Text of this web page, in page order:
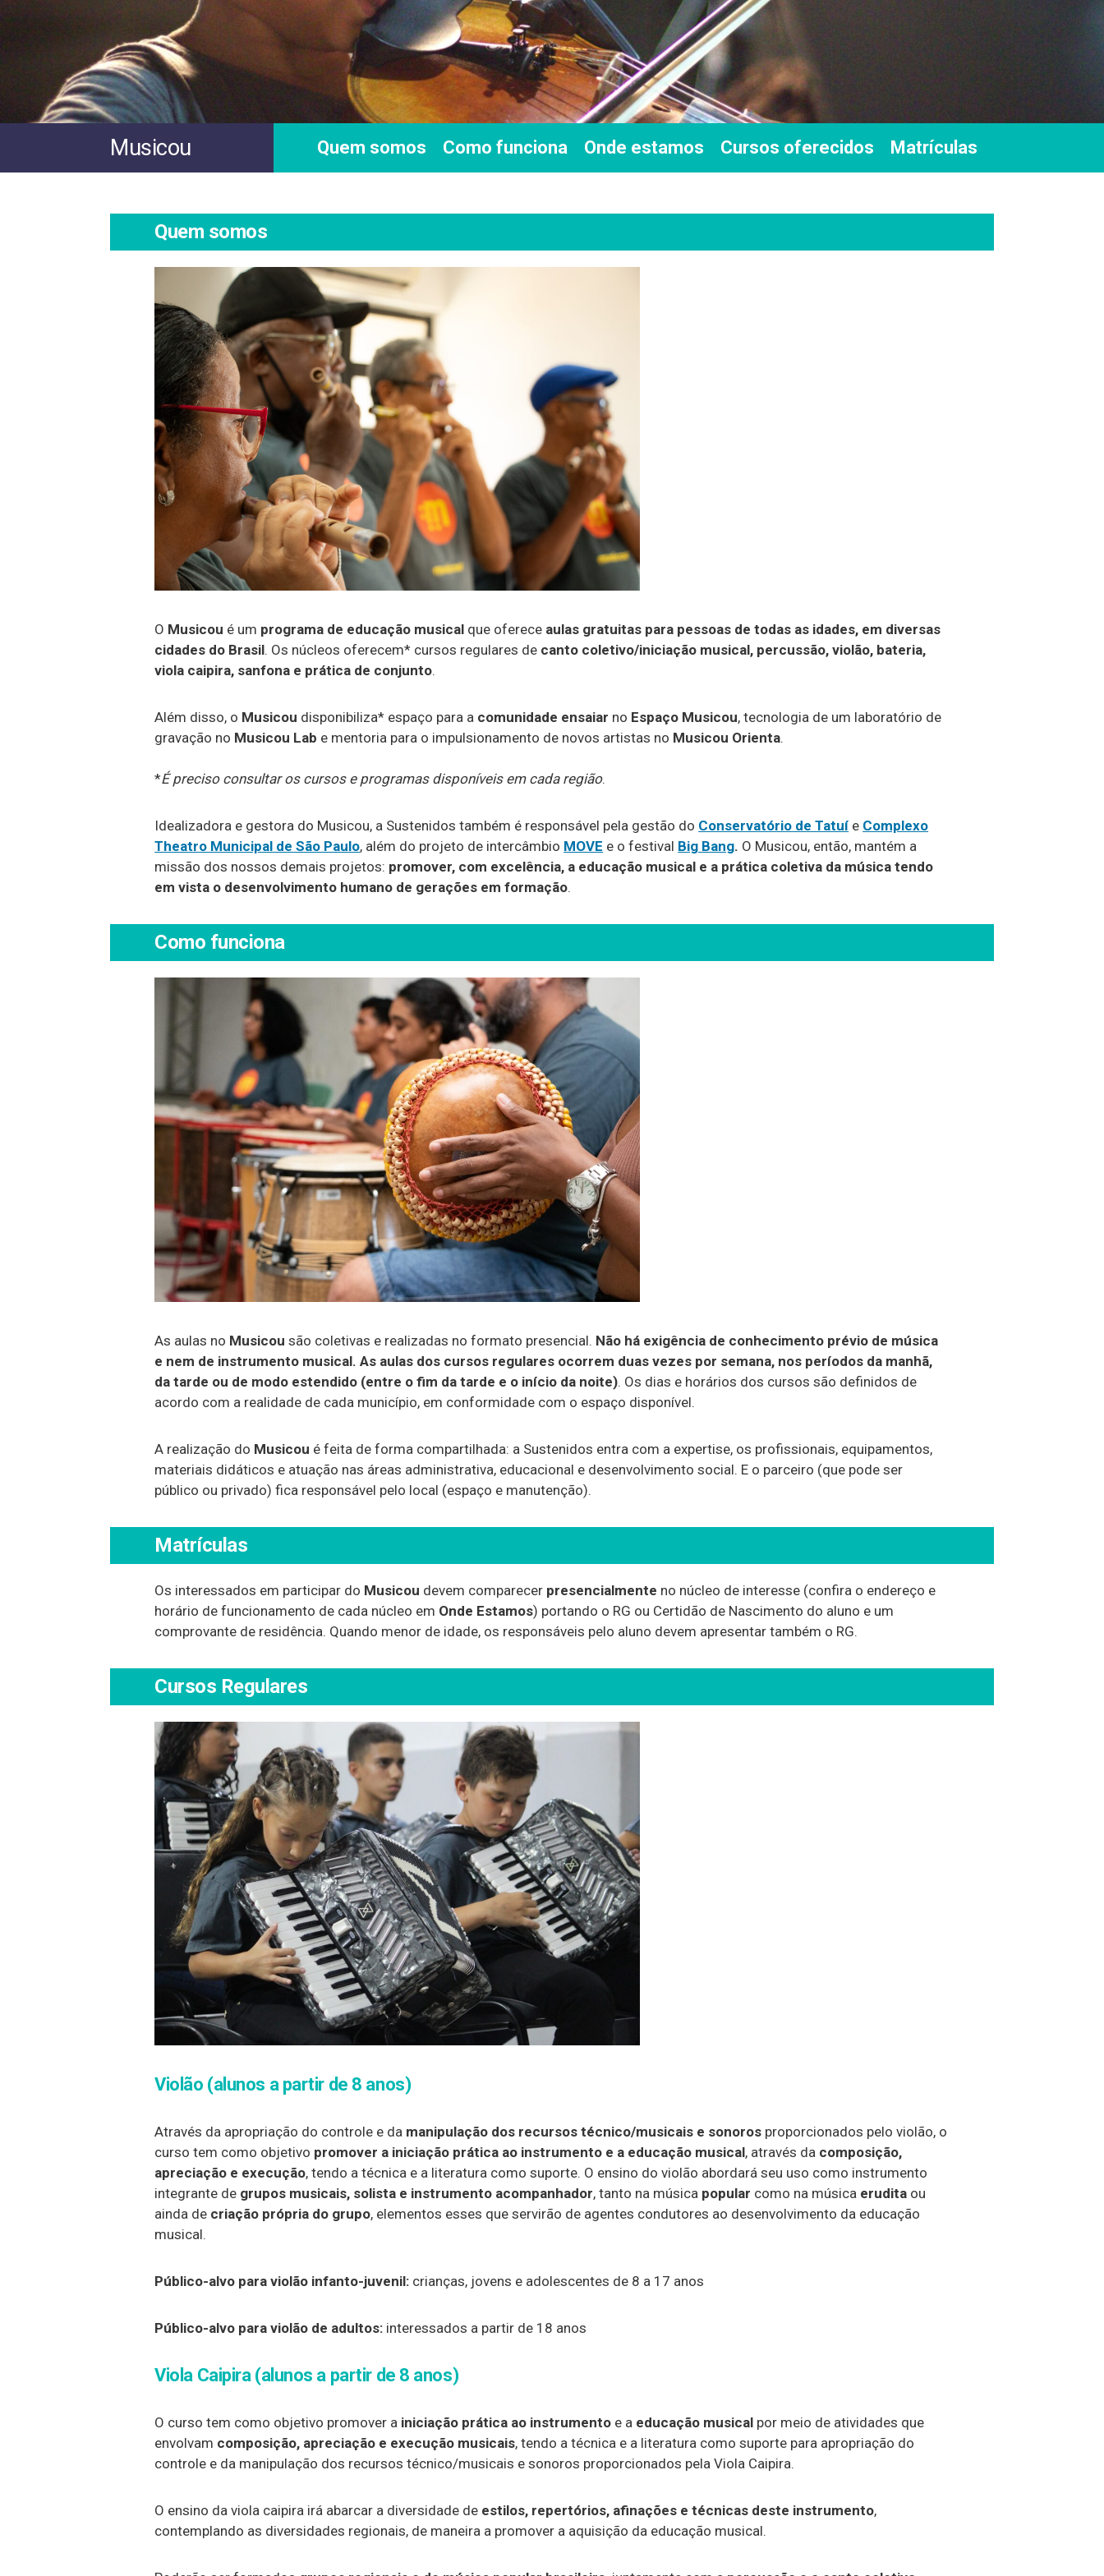
Musicou Quem somos Como funciona Onde estamos Cursos oferecidos Matrículas
Quem somos
O Musicou é um programa de educação musical que oferece aulas gratuitas para pessoas de todas as idades, em diversas
cidades do Brasil. Os núcleos oferecem* cursos regulares de canto coletivo/iniciação musical, percussão, violão, bateria,
viola caipira, sanfona e prática de conjunto.
Além disso, o Musicou disponibiliza* espaço para a comunidade ensaiar no Espaço Musicou, tecnologia de um laboratório de
gravação no Musicou Lab e mentoria para o impulsionamento de novos artistas no Musicou Orienta.
*É preciso consultar os cursos e programas disponíveis em cada região.
Idealizadora e gestora do Musicou, a Sustenidos também é responsável pela gestão do Conservatório de Tatuí e Complexo
Theatro Municipal de São Paulo, além do projeto de intercâmbio MOVE e o festival Big Bang. O Musicou, então, mantém a
missão dos nossos demais projetos: promover, com excelência, a educação musical e a prática coletiva da música tendo
em vista o desenvolvimento humano de gerações em formação.
Como funciona
As aulas no Musicou são coletivas e realizadas no formato presencial. Não há exigência de conhecimento prévio de música
e nem de instrumento musical. As aulas dos cursos regulares ocorrem duas vezes por semana, nos períodos da manhã,
da tarde ou de modo estendido (entre o fim da tarde e o início da noite). Os dias e horários dos cursos são definidos de
acordo com a realidade de cada município, em conformidade com o espaço disponível.
A realização do Musicou é feita de forma compartilhada: a Sustenidos entra com a expertise, os profissionais, equipamentos,
materiais didáticos e atuação nas áreas administrativa, educacional e desenvolvimento social. E o parceiro (que pode ser
público ou privado) fica responsável pelo local (espaço e manutenção).
Matrículas
Os interessados em participar do Musicou devem comparecer presencialmente no núcleo de interesse (confira o endereço e
horário de funcionamento de cada núcleo em Onde Estamos) portando o RG ou Certidão de Nascimento do aluno e um
comprovante de residência. Quando menor de idade, os responsáveis pelo aluno devem apresentar também o RG.
Cursos Regulares
Violão (alunos a partir de 8 anos)
Através da apropriação do controle e da manipulação dos recursos técnico/musicais e sonoros proporcionados pelo violão, o
curso tem como objetivo promover a iniciação prática ao instrumento e a educação musical, através da composição,
apreciação e execução, tendo a técnica e a literatura como suporte. O ensino do violão abordará seu uso como instrumento
integrante de grupos musicais, solista e instrumento acompanhador, tanto na música popular como na música erudita ou
ainda de criação própria do grupo, elementos esses que servirão de agentes condutores ao desenvolvimento da educação
musical.
Público-alvo para violão infanto-juvenil: crianças, jovens e adolescentes de 8 a 17 anos
Público-alvo para violão de adultos: interessados a partir de 18 anos
Viola Caipira (alunos a partir de 8 anos)
O curso tem como objetivo promover a iniciação prática ao instrumento e a educação musical por meio de atividades que
envolvam composição, apreciação e execução musicais, tendo a técnica e a literatura como suporte para apropriação do
controle e da manipulação dos recursos técnico/musicais e sonoros proporcionados pela Viola Caipira.
O ensino da viola caipira irá abarcar a diversidade de estilos, repertórios, afinações e técnicas deste instrumento,
contemplando as diversidades regionais, de maneira a promover a aquisição da educação musical.